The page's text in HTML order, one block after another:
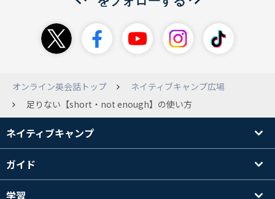
オンライン英会話トップ
ネイティブキャンプ広場
足りない【short・not enough】の使い方
ネイティブキャンプ
ガイド
学習